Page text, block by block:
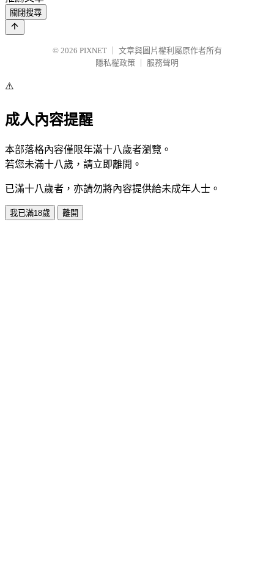
關閉搜尋
© 2026 PIXNET
文章與圖片權利屬原作者所有
隱私權政策
服務聲明
⚠️
成人內容提醒
本部落格內容僅限年滿十八歲者瀏覽。
若您未滿十八歲，請立即離開。
已滿十八歲者，亦請勿將內容提供給未成年人士。
我已滿18歲 離開